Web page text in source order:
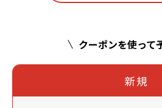
クーポンを使って
新規